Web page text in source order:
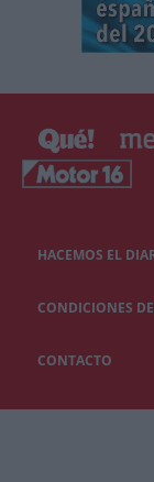
HACEMOS EL
CONDICIONES
CONTACTO